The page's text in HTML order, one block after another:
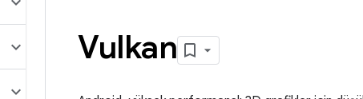
Vulkan